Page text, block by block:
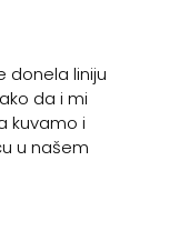
donela liniju
da i mi
kuvamo i
u našem